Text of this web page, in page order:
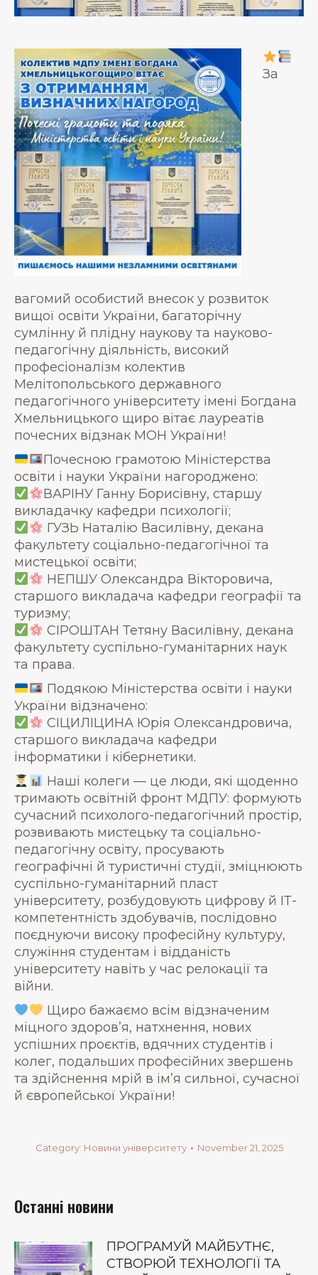
За
вагомий особистий внесок у розвиток
вищої освіти України, багаторічну
сумлінну й плідну наукову та науково-
педагогічну діяльність, високий
професіоналізм колектив
Мелітопольського державного
педагогічного університету імені Богдана
Хмельницького щиро вітає лауреатів
почесних відзнак МОН України!
Почесною грамотою Міністерства
освіти і науки України нагороджено:
ВАРІНУ Ганну Борисівну, старшу
викладачку кафедри психології;
ГУЗЬ Наталію Василівну, декана
факультету соціально-педагогічної та
мистецької освіти;
НЕПШУ Олександра Вікторовича,
старшого викладача кафедри географії та
туризму;
СІРОШТАН Тетяну Василівну, декана
факультету суспільно-гуманітарних наук
та права.
Подякою Міністерства освіти і науки
України відзначено:
СІЦИЛІЦИНА Юрія Олександровича,
старшого викладача кафедри
інформатики і кібернетики.
Наші колеги — це люди, які щоденно
тримають освітній фронт МДПУ: формують
сучасний психолого-педагогічний простір,
розвивають мистецьку та соціально-
педагогічну освіту, просувають
географічні й туристичні студії, зміцнюють
суспільно-гуманітарний пласт
університету, розбудовують цифрову й ІТ-
компетентність здобувачів, послідовно
поєднуючи високу професійну культуру,
служіння студентам і відданість
університету навіть у час релокації та
війни.
Щиро бажаємо всім відзначеним
міцного здоров’я, натхнення, нових
успішних проєктів, вдячних студентів і
колег, подальших професійних звершень
та здійснення мрій в ім’я сильної, сучасної
й європейської України!
Category: Новини університету November 21, 2025
Останні новини
ПРОГРАМУЙ МАЙБУТНЄ,
СТВОРЮЙ ТЕХНОЛОГІЇ ТА